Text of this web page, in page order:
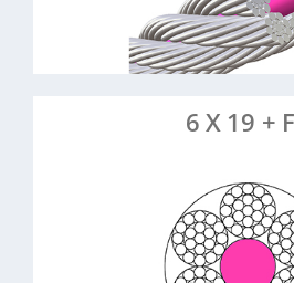
> Artikel
6 X 19 +
: 6 Litzen à 19 Drähte,
: Stahl, verzinkt (1,0-16
: Zugfest, flexibel, ideal für